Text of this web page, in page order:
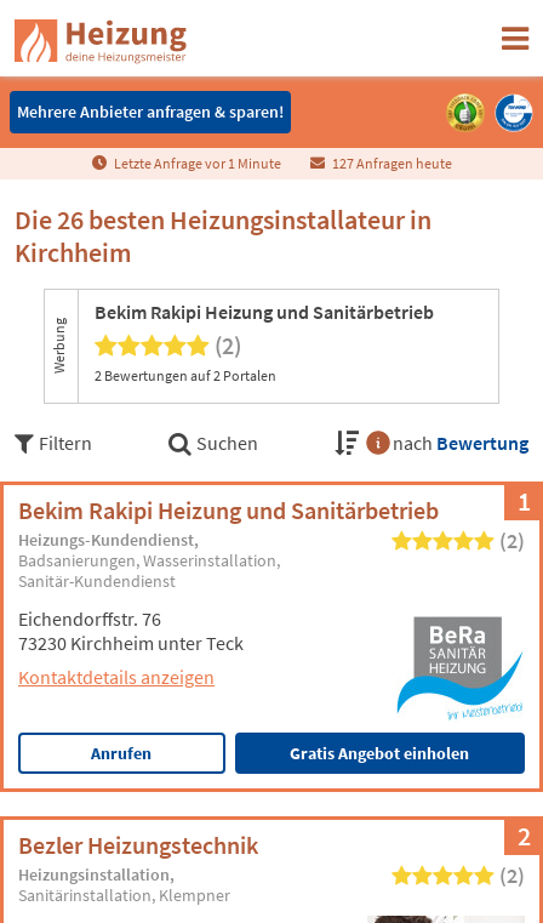
Mehrere Anbieter anfragen & sparen!
Mehrere Anbieter anfragen & sparen!
Letzte Anfrage vor 1Minute 127 Anfragen heute
Die 26 besten Heizungsinstallateur in
Kirchheim
Werbung
Bekim Rakipi Heizung und Sanitärbetrieb
(2)
2 Bewertungen auf 2 Portalen
Filtern Suchen nach Bewertung
1
Bekim Rakipi Heizung und Sanitärbetrieb
Heizungs-Kundendienst
Badsanierungen Wasserinstallation
Sanitär-Kundendienst
(2)
Eichendorffstr. 76
73230 Kirchheim unter Teck
Kontaktdetails anzeigen
Anrufen Gratis Angebot einholen
2
Bezler Heizungstechnik
Heizungsinstallation
Sanitärinstallation Klempner
(2)